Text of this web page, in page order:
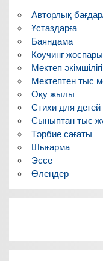
Авторлық
Ұстаздарға
Баяндама
Коучинг
Мектеп әкімшілігі
Мектептен тыс
Оқу жылы
Стихи для детей
Сыныптан тыс
Тәрбие сағаты
Шығарма
Эссе
Өлеңдер